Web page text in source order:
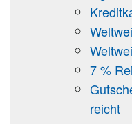
7 %
reicht